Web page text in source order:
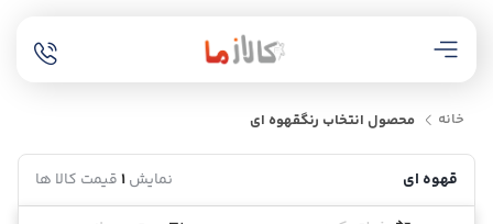
خانه محصول انتخاب رنگقهوه ای
قهوه ای نمایش1قیمت کالا ها